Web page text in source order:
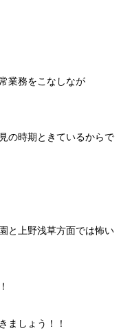
業務をこなしなが
の時期ときているからで
園と上野浅草方面では怖い
ましょう！！